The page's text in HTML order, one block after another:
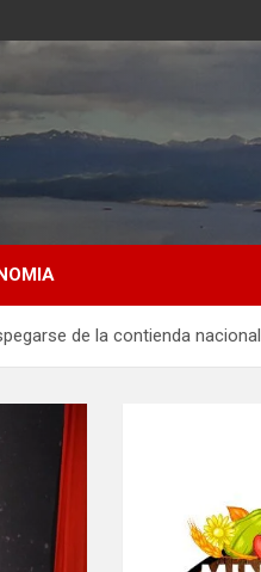
de la contienda nacional